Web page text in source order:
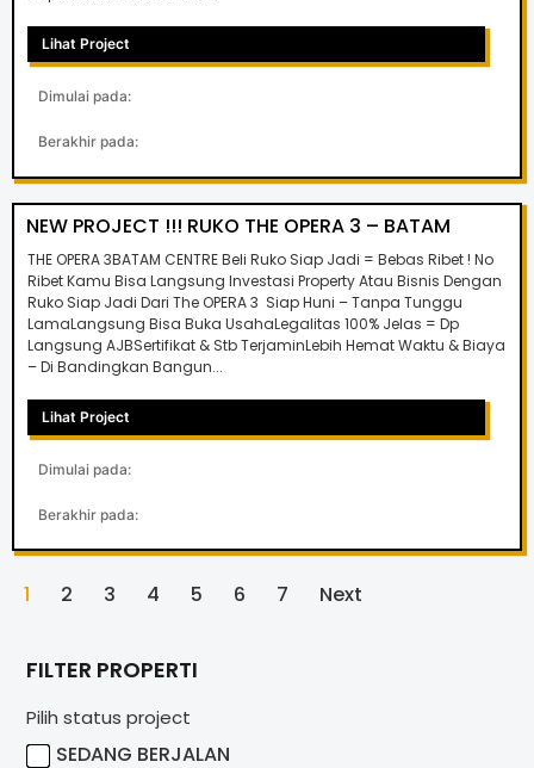
Lihat Project
Dimulai pada:
Berakhir pada:
NEW PROJECT !!! RUKO THE OPERA 3 – BATAM
THE OPERA 3BATAM CENTRE Beli Ruko Siap Jadi = Bebas Ribet ! No
Ribet Kamu Bisa Langsung Investasi Property Atau Bisnis Dengan
Ruko Siap Jadi Dari The OPERA 3 Siap Huni – Tanpa Tunggu
LamaLangsung Bisa Buka UsahaLegalitas 100% Jelas = Dp
Langsung AJBSertifikat & Stb TerjaminLebih Hemat Waktu & Biaya
– Di Bandingkan Bangun...
Lihat Project
Dimulai pada:
Berakhir pada:
1 2 3 4 5 6 7 Next
FILTER PROPERTI
Pilih status project
SEDANG BERJALAN